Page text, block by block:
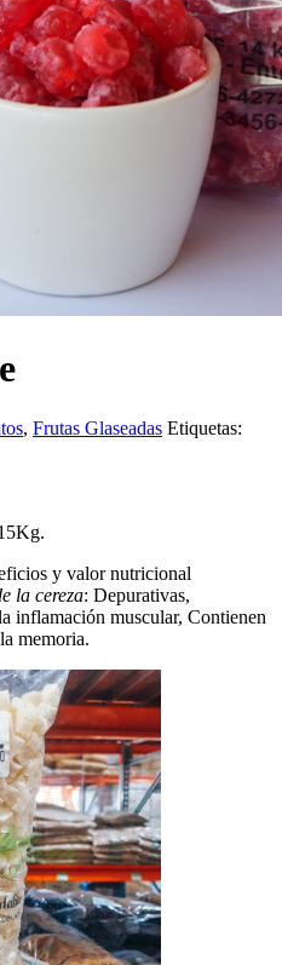
, Frutas Glaseadas Etiquetas:
y valor nutricional
la cereza: Depurativas,
inflamación muscular, Contienen
memoria.